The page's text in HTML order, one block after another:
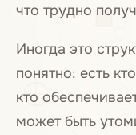
что трудно
Иногда это
понятно: есть
кто
может быть